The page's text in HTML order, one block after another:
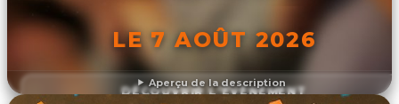
Aperçu de la description
LE 7 AOÛT 2026
DÉCOUVRIR L'ÉVÉNEMENT